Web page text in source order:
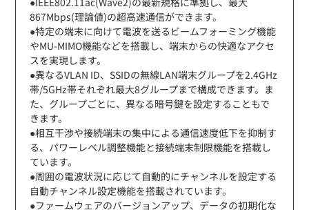
867Mbps(理論値)の超高速通信ができます。
●特定の端末に向けて電波を送るビームフォーミング機能
やMU-MIMO機能などを搭載し、端末からの快適なアクセ
スを実現します。
●異なるVLAN ID、SSIDの無線LAN端末グループを2.4GHz
帯/5GHz帯それぞれ最大8グループまで構成できます。ま
た、グループごとに、異なる暗号鍵を設定することもで
きます。
●相互干渉や接続端末の集中による通信速度低下を抑制す
る、パワーレベル調整機能と接続端末制限機能を搭載し
ています。
●周囲の電波状況に応じて自動的にチャンネルを設定する
自動チャンネル設定機能を搭載されています。
●ファームウェアのバージョンアップ、データの初期化な